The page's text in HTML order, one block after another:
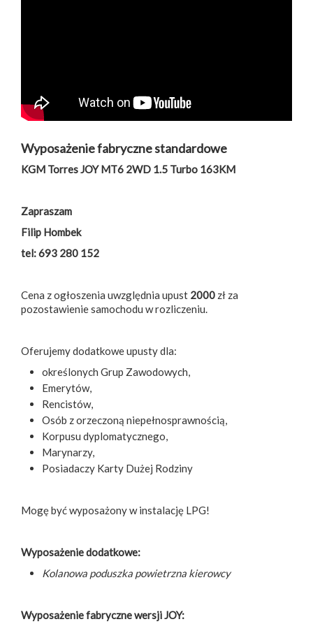
Wyposażenie fabryczne standardowe
KGM Torres JOY MT6 2WD 1.5 Turbo 163KM
Zapraszam
Filip Hombek
tel: 693 280 152
Cena z ogłoszenia uwzględnia upust 2000 zł za
pozostawienie samochodu w rozliczeniu.
Oferujemy dodatkowe upusty dla:
określonych Grup Zawodowych,
Emerytów,
Rencistów,
Osób z orzeczoną niepełnosprawnością,
Korpusu dyplomatycznego,
Marynarzy,
Posiadaczy Karty Dużej Rodziny
Mogę być wyposażony w instalację LPG!
Wyposażenie dodatkowe:
Kolanowa poduszka powietrzna kierowcy
Wyposażenie fabryczne wersji JOY: